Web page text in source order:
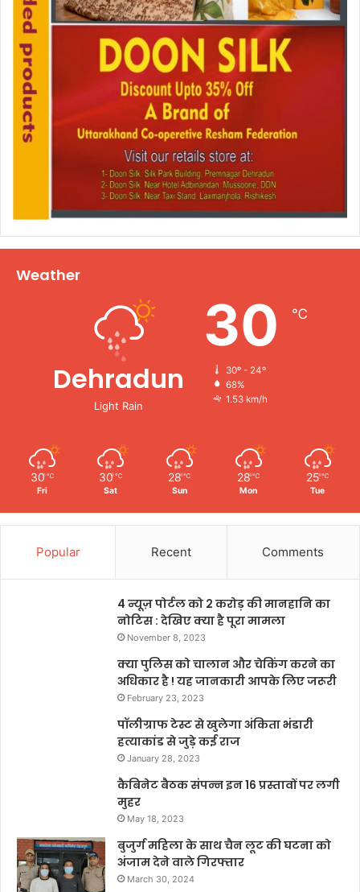
Weather
Dehradun
Light Rain
30 ℃
30º - 24º
68%
1.53 km/h
30 ℃
Fri
30 ℃
Sat
28 ℃
Sun
28 ℃
Mon
25 ℃
Tue
Popular Recent Comments
4 न्यूज़ पोर्टल को 2 करोड़ की मानहानि का
नोटिस : देखिए क्या है पूरा मामला
November 8, 2023
क्या पुलिस को चालान और चेकिंग करने का
अधिकार है ! यह जानकारी आपके लिए जरूरी
February 23, 2023
पॉलीग्राफ टेस्ट से खुलेगा अंकिता भंडारी
हत्याकांड से जुड़े कई राज
January 28, 2023
कैबिनेट बैठक संपन्न इन 16 प्रस्तावों पर लगी
मुहर
May 18, 2023
बुजुर्ग महिला के साथ चैन लूट की घटना को
अंजाम देने वाले गिरफ्तार
March 30, 2024